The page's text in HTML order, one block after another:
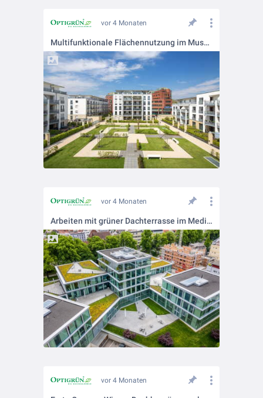
vor 4 Monaten
Multifunktionale Flächennutzung im Museumsquartier Hamm.
vor 4 Monaten
Arbeiten mit grüner Dachterrasse im Medienhaus Schwäbischer Verlag in Ravensburg.
vor 4 Monaten